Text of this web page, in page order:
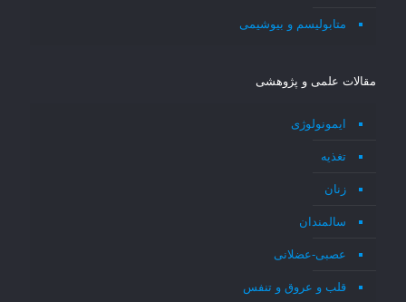
متابولیسم و بیوشیمی
مقالات علمی و پژوهشی
ایمونولوژی
تغذیه
زنان
سالمندان
عصبی-عضلانی
قلب و عروق و تنفس